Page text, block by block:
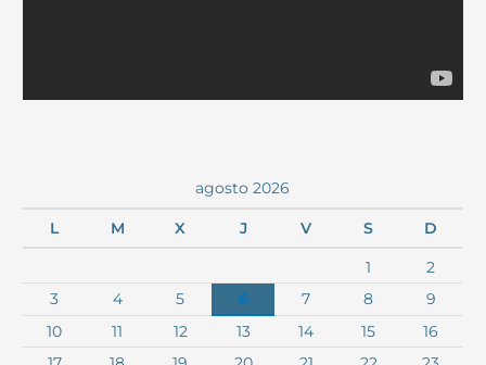
agosto 2026
L M X J V S D
1
2
3
4 5 6 7 8
9
10
11 12 13 14 15
16